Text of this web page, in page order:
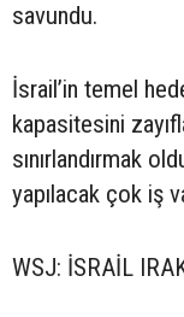
savundu.
İsrail’in temel
kapasitesini
sınırlandırmak
yapılacak çok iş
WSJ: İSRAİL